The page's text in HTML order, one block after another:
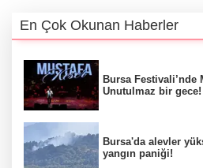
En Çok Okunan Haberler
Bursa Festivali’nde
Unutulmaz bir gece!
Bursa'da alevler
yangın paniği!